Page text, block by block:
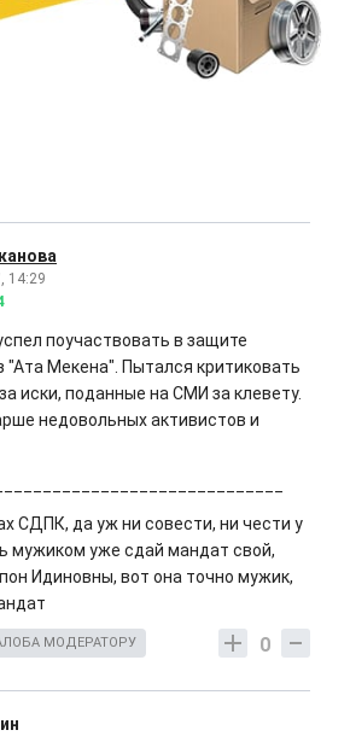
14:29
поучаствовать в защите
"Ата Мекена". Пытался критиковать
иски, поданные на СМИ за клевету.
недовольных активистов и
СДПК, да уж ни совести, ни чести у
мужиком уже сдай мандат свой,
Идиновны, вот она точно мужик,
0
МОДЕРАТОРУ